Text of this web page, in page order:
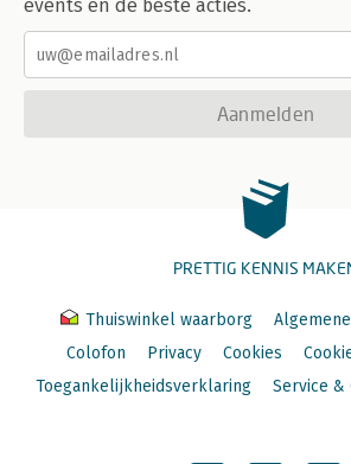
events en de beste acties.
Aanmelden
PRETTIG KENNIS
Thuiswinkel waarborg
Colofon
Privacy Cookies
Toegankelijkheidsverklaring
Service &